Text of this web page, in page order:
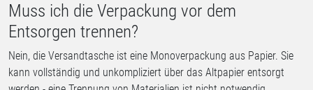
Muss ich die Verpackung vor dem
Entsorgen trennen?
Nein, die Versandtasche ist eine Monoverpackung aus Papier. Sie
kann vollständig und unkompliziert über das Altpapier entsorgt